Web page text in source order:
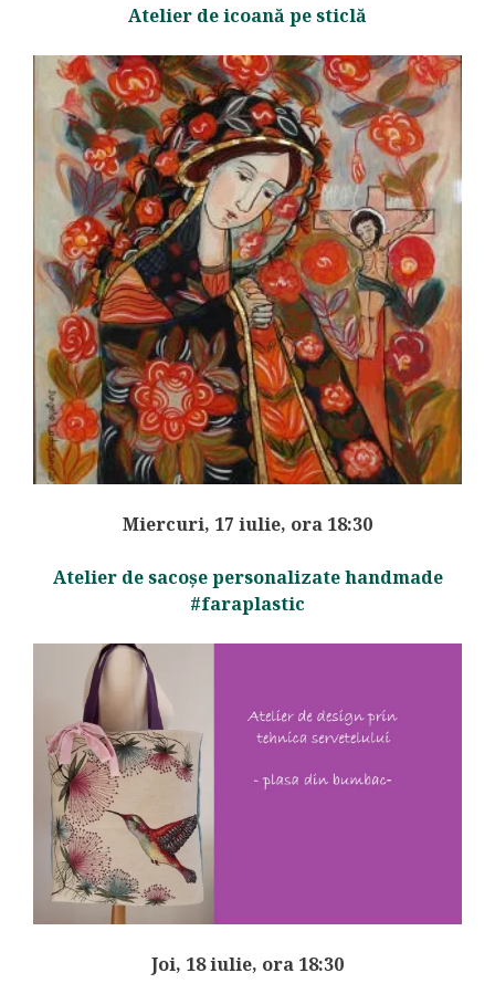
Atelier de icoană pe sticlă
Miercuri, 17 iulie, ora 18:30
Atelier de sacoșe personalizate handmade
#faraplastic
Joi, 18 iulie, ora 18:30